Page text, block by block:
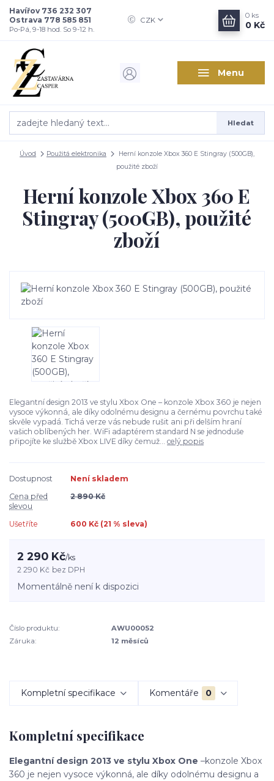
Menu
CZK
Hledat
Havířov 736 232 307
Ostrava 778 585 851
Po-Pá, 9-18 hod. So 9-12 h.
0 ks
0 Kč
Úvod Použitá elektronika
Herní konzole Xbox 360 E Stingray (500GB),
použité zboží
Herní konzole Xbox 360 E
Stingray (500GB), použité
zboží
Elegantní design 2013 ve stylu Xbox One – konzole Xbox 360 je nejen
vysoce výkonná, ale díky odolnému designu a černému povrchu také
skvěle vypadá. Tichá verze vás nebude rušit ani při delším hraní
vašich oblíbených her. WiFi adaptérem standard N se jednoduše
připojíte ke službě Xbox LIVE díky čemuž... celý popis
Dostupnost
Není skladem
Cena před
slevou
2 890 Kč
Ušetříte 600 Kč (21 % sleva)
2 290 Kč/ks
2 290 Kč bez DPH
Momentálně není k dispozici
Číslo produktu:
AWU00052
Záruka:
12 měsíců
Kompletní specifikace Komentáře 0
Kompletní specifikace
Elegantní design 2013 ve stylu Xbox One –konzole Xbox
360 je nejen vysoce výkonná, ale díky odolnému designu a